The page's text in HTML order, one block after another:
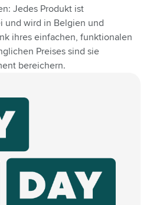
Jedes Produkt ist
und wird in Belgien und
ihres einfachen, funktionalen
Preises sind sie
bereichern.